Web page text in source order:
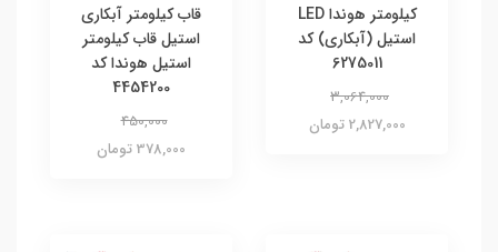
کیلومتر هوندا LED
استیل (آبکاری) کد
6275011
3,064,000
2,827,000 تومان
قاب کیلومتر آبکاری
استیل قاب کیلومتر
استیل هوندا کد
4454200
450,000
378,000 تومان